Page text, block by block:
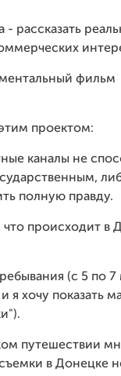
- рассказать
фильм
проектом:
каналы не
полную правду.
происходит в
(с 5 по
я хочу показать
путешествии
в Донецке